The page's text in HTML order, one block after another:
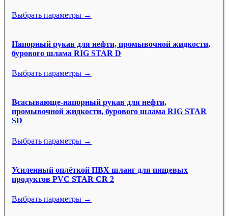
Выбрать параметры →
Напорный рукав для нефти, промывочной жидкости,
бурового шлама RIG STAR D
Выбрать параметры →
Всасывающе-напорный рукав для нефти,
промывочной жидкости, бурового шлама RIG STAR
SD
Выбрать параметры →
Усиленный оплёткой ПВХ шланг для пищевых
продуктов PVC STAR CR 2
Выбрать параметры →